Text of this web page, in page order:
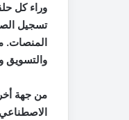
وراء كل
تسجيل
المنصات.
والتسويق
من جهة